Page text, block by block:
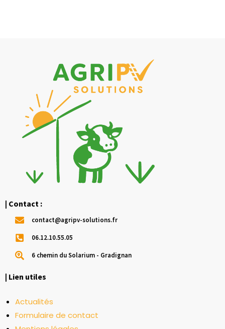
| Contact :
contact@agripv-solutions.fr
06.12.10.55.05
6 chemin du Solarium - Gradignan
| Lien utiles
Actualités
Formulaire de contact